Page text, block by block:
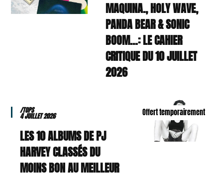
MAQUINA., HOLY WAVE,
PANDA BEAR & SONIC
BOOM…: LE CAHIER
CRITIQUE DU 10 JUILLET
2026
Offert temporairement
/TOPS
4 JUILLET 2026
LES 10 ALBUMS DE PJ
HARVEY CLASSÉS DU
MOINS BON AU MEILLEUR